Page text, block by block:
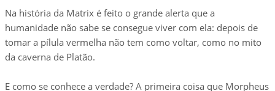
Na história da Matrix é feito o grande alerta que a
humanidade não sabe se consegue viver com ela: depois de
tomar a pílula vermelha não tem como voltar, como no mito
da caverna de Platão.
E como se conhece a verdade? A primeira coisa que Morpheus